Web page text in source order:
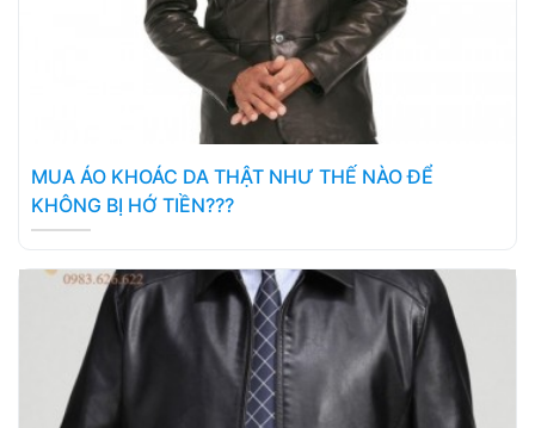
MUA ÁO KHOÁC DA THẬT NHƯ THẾ NÀO ĐỂ
KHÔNG BỊ HỚ TIỀN???